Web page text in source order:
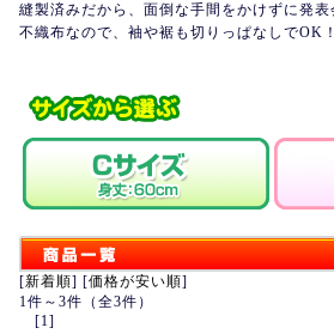
縫製済みだから、面倒な手間をかけずに発
不織布なので、袖や裾も切りっぱなしでOK
[新着順] [価格が安い順]
1件～3件（全3件）
[1]